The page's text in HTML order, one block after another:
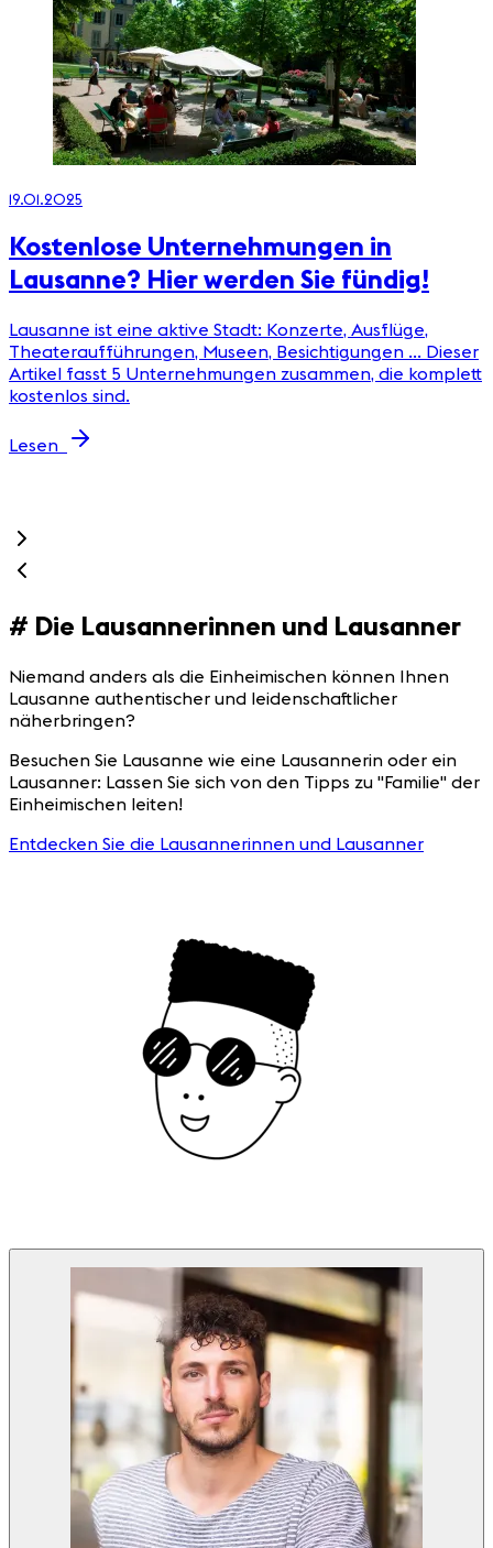
19.01.2025
Kostenlose Unternehmungen in
Lausanne? Hier werden Sie fündig!
Lausanne ist eine aktive Stadt: Konzerte, Ausflüge,
Theateraufführungen, Museen, Besichtigungen ... Dieser
Artikel fasst 5 Unternehmungen zusammen, die komplett
kostenlos sind.
Lesen
# Die Lausannerinnen und Lausanner
Niemand anders als die Einheimischen können Ihnen
Lausanne authentischer und leidenschaftlicher
näherbringen?
Besuchen Sie Lausanne wie eine Lausannerin oder ein
Lausanner: Lassen Sie sich von den Tipps zu "Familie" der
Einheimischen leiten!
Entdecken Sie die Lausannerinnen und Lausanner